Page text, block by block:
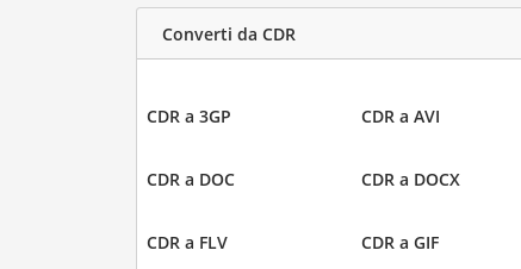
Converti da CDR
CDR a 3GP CDR a AVI
CDR a DOC CDR a DOCX
CDR a FLV CDR a GIF